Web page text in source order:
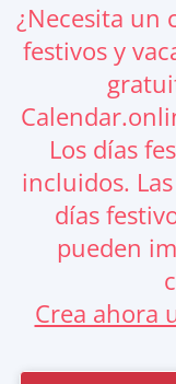
¿Necesita un
festivos y
Los días
incluidos.
días
pueden
Crea ahora